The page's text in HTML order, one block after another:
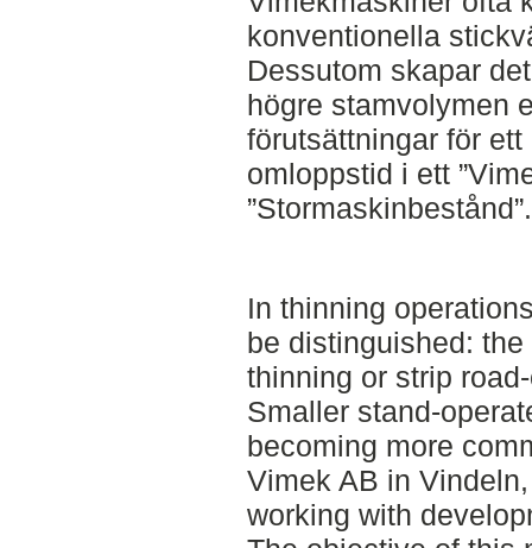
konventionella
Dessutom skapar
högre stamvolymen
förutsättningar för
omloppstid i ett
”Stormaskinbestånd”.
In thinning
be distinguished:
thinning or strip
Smaller stand-
becoming more
Vimek AB in
working with